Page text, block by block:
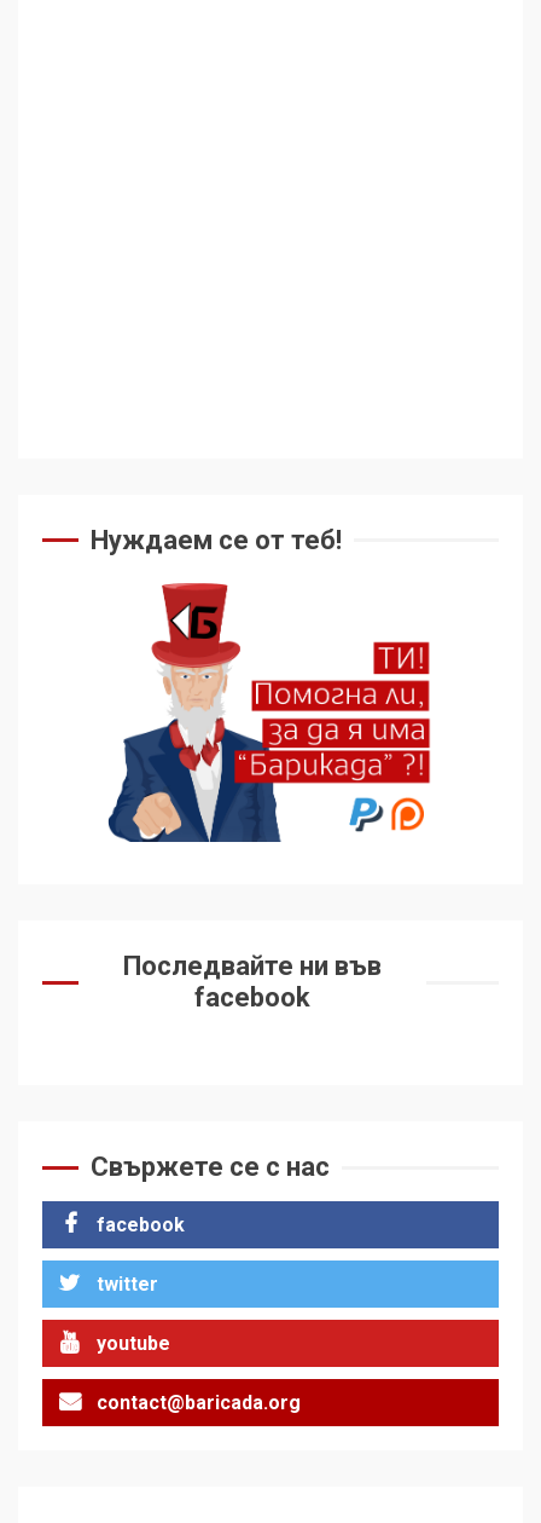
Нуждаем се от теб!
Последвайте ни във
facebook
Свържете се с нас
facebook
twitter
youtube
contact@baricada.org